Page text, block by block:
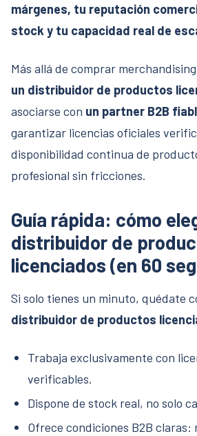
márgenes, tu reputación
stock y tu capacidad real de
Más allá de comprar
un distribuidor de productos
asociarse con un partner B2B
garantizar licencias oficiales
disponibilidad continua de
profesional sin fricciones.
Guía rápida: cómo
distribuidor de
licenciados (en 60
Si solo tienes un minuto, quédate
distribuidor de productos
Trabaja exclusivamente con
verificables.
Dispone de stock real, no solo
Ofrece condiciones B2B claras: